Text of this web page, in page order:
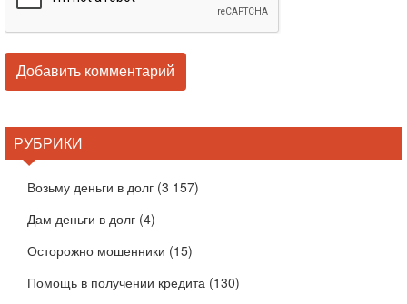
РУБРИКИ
Возьму деньги в долг (3 157)
Дам деньги в долг (4)
Осторожно мошенники (15)
Помощь в получении кредита (130)